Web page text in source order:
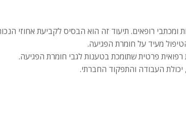
רופאים. תיעוד זה הוא הבסיס לקביעת אחוזי
מעיד על חומרת הפגיעה.
פרטית שתומכת בטענות לגבי חומרת הפגיעה.
יכולת העבודה והתפקוד החברתי.